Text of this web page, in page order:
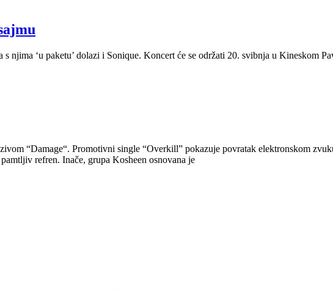
s njima ‘u paketu’ dolazi i Sonique. Koncert će se održati 20. svibnja u Kineskom
“Damage“. Promotivni single “Overkill” pokazuje povratak elektronskom
refren. Inače, grupa Kosheen osnovana je